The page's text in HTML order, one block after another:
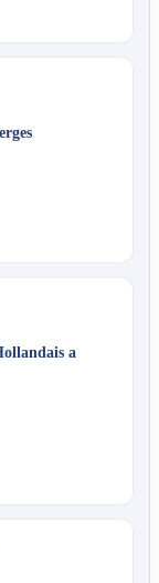
a